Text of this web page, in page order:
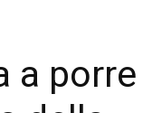
a porre